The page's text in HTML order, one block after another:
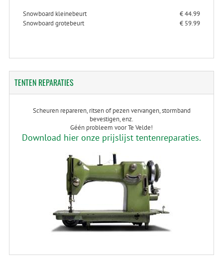
Snowboard kleinebeurt
€ 44.99
Snowboard grotebeurt
€ 59.99
TENTENREPARATIES
Scheuren repareren, ritsen of pezen vervangen, stormband
bevestigen, enz.
Géén probleem voor Te Velde!
Download hier onze prijslijst tentenreparaties.